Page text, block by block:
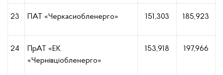
23 ПАТ «Черкасиобленерго» 151,303 185,923
24
ПрАТ «ЕК
«Чернівціобленерго»
153,918 197,966